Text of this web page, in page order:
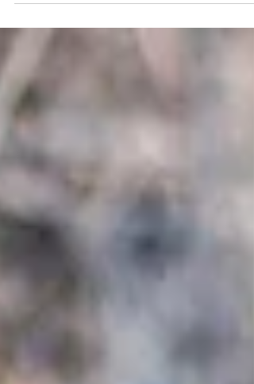
médiateur scientifique indépendant